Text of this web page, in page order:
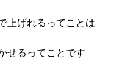
上げれるってことは
せるってことです